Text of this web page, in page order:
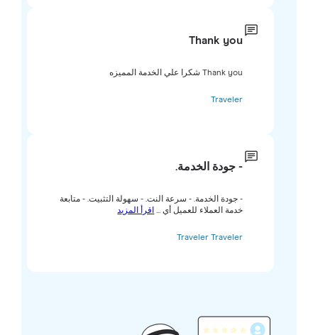
Thank you
Thank you شكرا علي الخدمة المميزه
Traveler
- جودة الخدمة.
- جودة الخدمة. - سرعة النت. - سهولة التثبيت. - متابعة
خدمة العملاء للعميل أي ...اقرأ المزيد
Traveler Traveler